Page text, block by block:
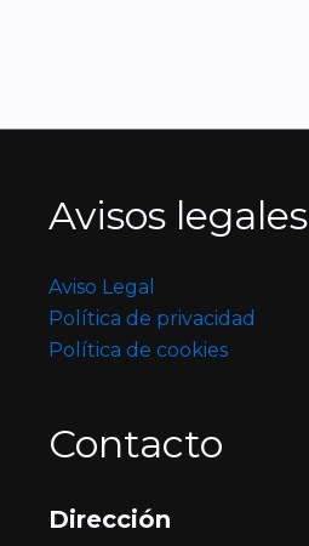
Avisos legales
Aviso Legal
Política de privacidad
Política de cookies
Contacto
Dirección